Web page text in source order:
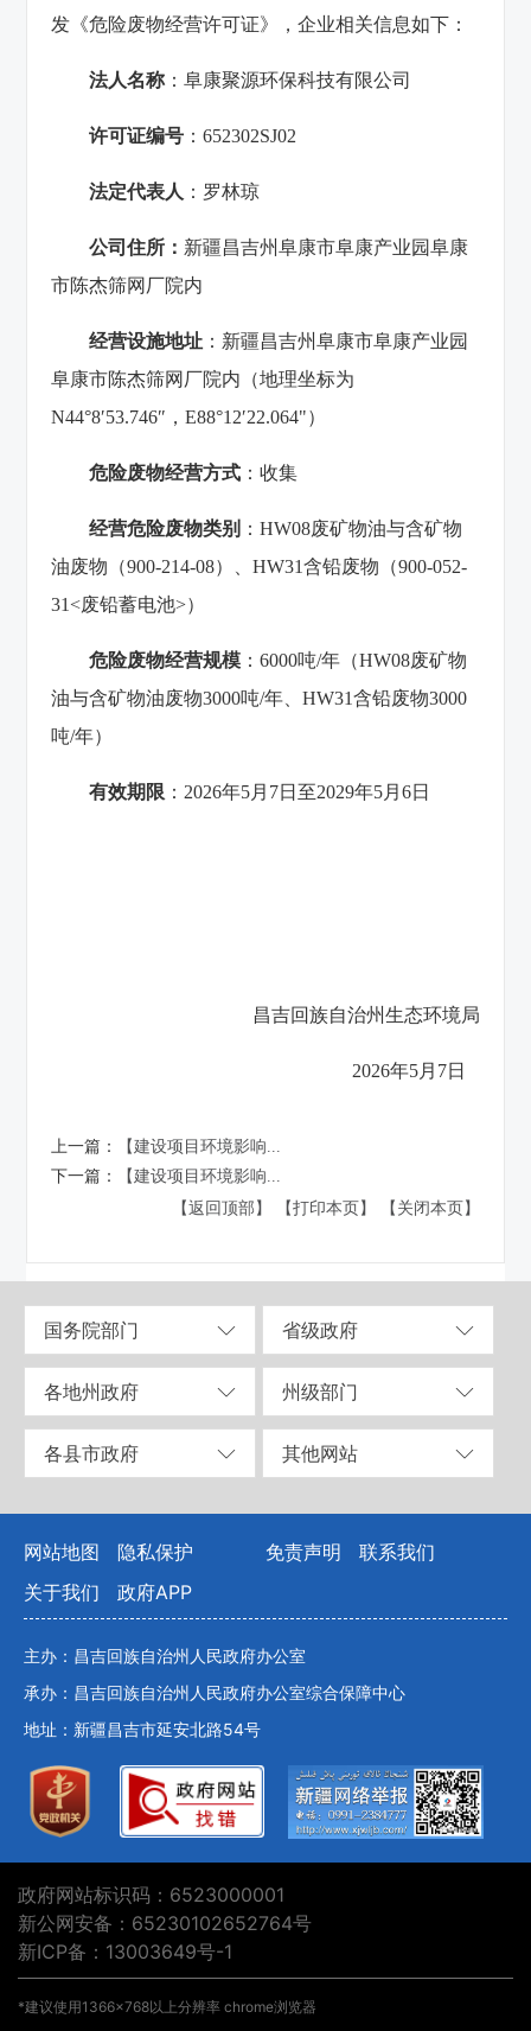
发《危险废物经营许可证》，企业相关信息如下：
法人名称 ：阜康聚源环保科技有限公司
许可证编号 ：652302SJ02
法定代表人 ：罗林琼
公司住所： 新疆昌吉州阜康市阜康产业园阜康
市陈杰筛网厂院内
经营设施地址 ：新疆昌吉州阜康市阜康产业园
阜康市陈杰筛网厂院内（地理坐标为
N44°8′53.746″，E88°12′22.064"）
危险废物经营方式 ：收集
经营危险废物类别 ：HW08废矿物油与含矿物
油废物（900-214-08）、HW31含铅废物（900-052-
31<废铅蓄电池>）
危险废物经营规模 ：6000吨/年（HW08废矿物
油与含矿物油废物3000吨/年、HW31含铅废物3000
吨/年）
有效期限 ：2026年5月7日至2029年5月6日
昌吉回族自治州生态环境局
2026年5月7日
上一篇：
【建设项目环境影响...
下一篇：
【建设项目环境影响...
【返回顶部】
【打印本页】 【关闭本页】
国务院部门 省级政府
各地州政府 州级部门
各县市政府 其他网站
网站地图 隐私保护 免责声明
联系我们
关于我们
政府APP
主办：昌吉回族自治州人民政府办公室
承办：昌吉回族自治州人民政府办公室综合保障中心
地址：新疆昌吉市延安北路54号
政府网站标识码：6523000001
新公网安备：65230102652764号
新ICP备：13003649号-1
*建议使用1366×768以上分辨率 chrome浏览器